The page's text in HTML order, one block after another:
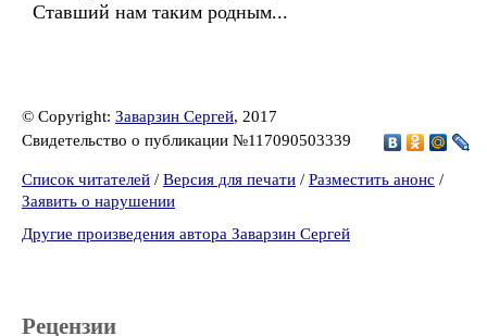
Ставший нам таким родным...
© Copyright: Заварзин Сергей, 2017
Свидетельство о публикации №117090503339
Список читателей / Версия для печати / Разместить анонс /
Заявить о нарушении
Другие произведения автора Заварзин Сергей
Рецензии